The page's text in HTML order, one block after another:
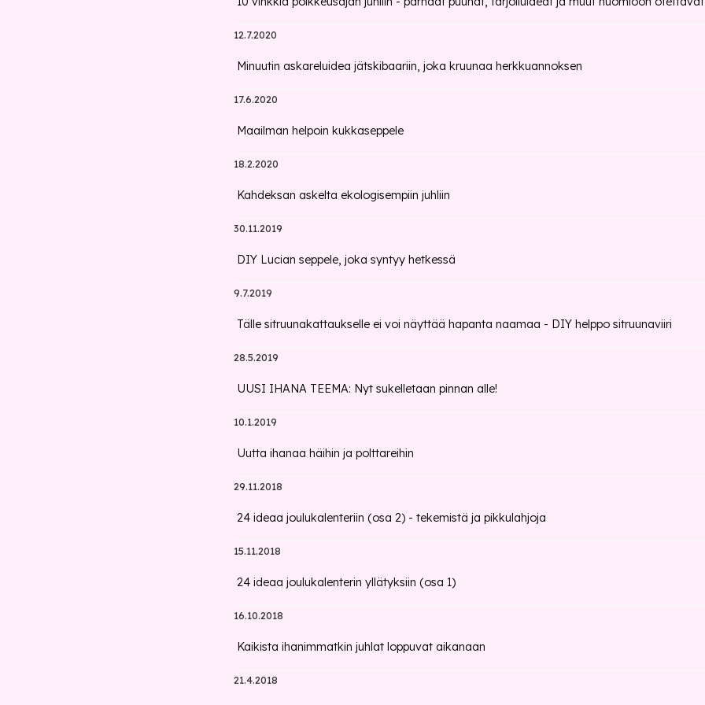
12.7.2020
Minuutin askareluidea jätskibaariin, joka kruunaa herkkuannoksen
17.6.2020
Maailman helpoin kukkaseppele
18.2.2020
Kahdeksan askelta ekologisempiin juhliin
30.11.2019
DIY Lucian seppele, joka syntyy hetkessä
9.7.2019
Tälle sitruunakattaukselle ei voi näyttää hapanta naamaa - DIY helppo sitruunaviiri
28.5.2019
UUSI IHANA TEEMA: Nyt sukelletaan pinnan alle!
10.1.2019
Uutta ihanaa häihin ja polttareihin
29.11.2018
24 ideaa joulukalenteriin (osa 2) - tekemistä ja pikkulahjoja
15.11.2018
24 ideaa joulukalenterin yllätyksiin (osa 1)
16.10.2018
Kaikista ihanimmatkin juhlat loppuvat aikanaan
21.4.2018